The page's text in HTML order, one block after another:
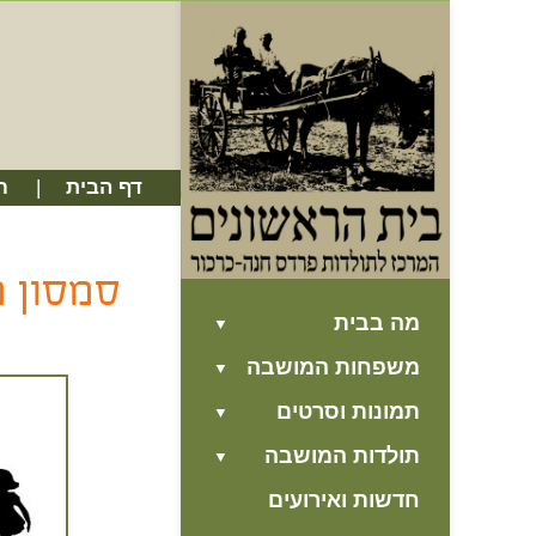
דף הבית
מה בבית
משפחות המושבה
תמונות וסרטים
תולדות המושבה
חדשות ואירועים
סמסון